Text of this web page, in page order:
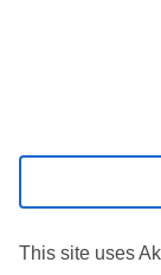
This site uses